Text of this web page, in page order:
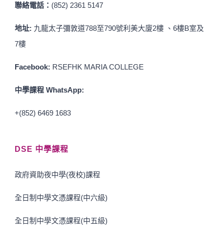
聯絡電話： (852) 2361 5147
地址: 九龍太子彌敦道788至790號利美大廈2樓 、6樓B室及
7樓
Facebook: RSEFHK MARIA COLLEGE
中學課程 WhatsApp:
+(852) 6469 1683
DSE 中學課程
政府資助夜中學(夜校)課程
全日制中學文憑課程(中六級)
全日制中學文憑課程(中五級)